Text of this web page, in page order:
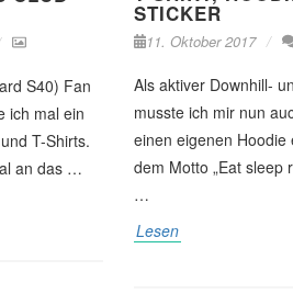
S40) Fan
ich mal ein
T-Shirts.
an das …
STICKER
11. Oktober 2017
Als aktiver Downhill-
musste ich mir nun
einen eigenen Hoodie
dem Motto „Eat sleep
…
Lesen